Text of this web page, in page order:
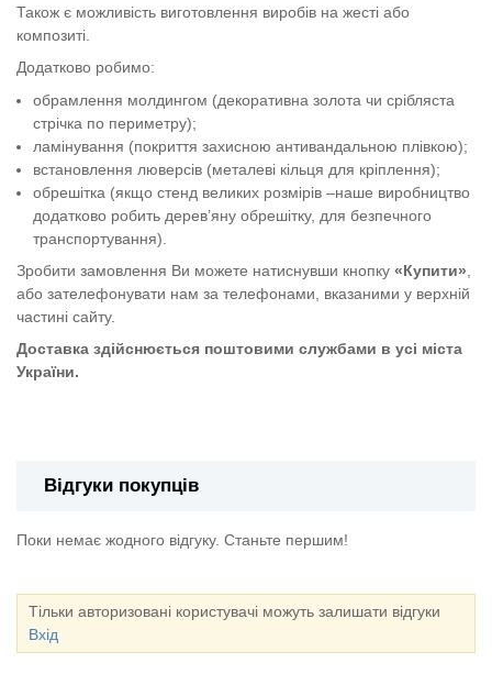
Також є можливість виготовлення виробів на жесті або
композиті.
Додатково робимо:
обрамлення молдингом (декоративна золота чи срібляста
стрічка по периметру);
ламінування (покриття захисною антивандальною плівкою);
встановлення люверсів (металеві кільця для кріплення);
обрешітка (якщо стенд великих розмірів –наше виробництво
додатково робить дерев’яну обрешітку, для безпечного
транспортування).
Зробити замовлення Ви можете натиснувши кнопку «Купити»
або зателефонувати нам за телефонами, вказаними у верхній
частині сайту.
Доставка здійснюється поштовими службами в усі міста
України.
Відгуки покупців
Поки немає жодного відгуку. Станьте першим!
Тільки авторизовані користувачі можуть залишати відгуки
Вхід